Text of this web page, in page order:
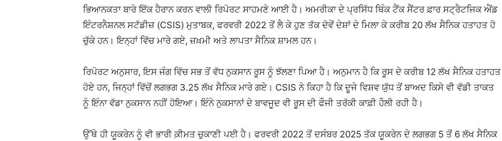
ਭਿਆਨਕਤਾ ਬਾਰੇ ਇੱਕ ਹੈਰਾਨ ਕਰਨ ਵਾਲੀ ਰਿਪੋਰਟ ਸਾਹਮਣੇ ਆਈ ਹੈ। ਅਮਰੀਕਾ ਦੇ ਪ੍ਰਸਿੱਧ ਥਿੰਕ ਟੈਂਕ ਸੈਂਟਰ ਫ਼ਾਰ ਸਟ੍ਰੈਟਜਿਕ ਐਂਡ
ਇੰਟਰਨੈਸ਼ਨਲ ਸਟੱਡੀਜ਼ (CSIS) ਮੁਤਾਬਕ, ਫਰਵਰੀ 2022 ਤੋਂ ਲੈ ਕੇ ਹੁਣ ਤੱਕ ਦੋਵੇਂ ਦੇਸ਼ਾਂ ਦੇ ਮਿਲਾ ਕੇ ਕਰੀਬ 20 ਲੱਖ ਸੈਨਿਕ ਹਤਾਹਤ ਹੋ
ਚੁੱਕੇ ਹਨ। ਇਨ੍ਹਾਂ ਵਿੱਚ ਮਾਰੇ ਗਏ, ਜ਼ਖ਼ਮੀ ਅਤੇ ਲਾਪਤਾ ਸੈਨਿਕ ਸ਼ਾਮਲ ਹਨ।
ਰਿਪੋਰਟ ਅਨੁਸਾਰ, ਇਸ ਜੰਗ ਵਿੱਚ ਸਭ ਤੋਂ ਵੱਧ ਨੁਕਸਾਨ ਰੂਸ ਨੂੰ ਝੱਲਣਾ ਪਿਆ ਹੈ। ਅਨੁਮਾਨ ਹੈ ਕਿ ਰੂਸ ਦੇ ਕਰੀਬ 12 ਲੱਖ ਸੈਨਿਕ ਹਤਾਹਤ
ਹੋਏ ਹਨ, ਜਿਨ੍ਹਾਂ ਵਿੱਚੋਂ ਲਗਭਗ 3.25 ਲੱਖ ਸੈਨਿਕ ਮਾਰੇ ਗਏ। CSIS ਨੇ ਕਿਹਾ ਹੈ ਕਿ ਦੂਜੇ ਵਿਸ਼ਵ ਯੁੱਧ ਤੋਂ ਬਾਅਦ ਕਿਸੇ ਵੀ ਵੱਡੀ ਤਾਕਤ
ਨੂੰ ਇੰਨਾ ਵੱਡਾ ਨੁਕਸਾਨ ਨਹੀਂ ਹੋਇਆ। ਇੰਨੇ ਨੁਕਸਾਨਾਂ ਦੇ ਬਾਵਜੂਦ ਵੀ ਰੂਸ ਦੀ ਫੌਜੀ ਤਰੱਕੀ ਕਾਫ਼ੀ ਹੌਲੀ ਰਹੀ ਹੈ।
ਉੱਥੇ ਹੀ ਯੂਕਰੇਨ ਨੂੰ ਵੀ ਭਾਰੀ ਕ਼ੀਮਤ ਚੁਕਾਣੀ ਪਈ ਹੈ। ਫਰਵਰੀ 2022 ਤੋਂ ਦਸੰਬਰ 2025 ਤੱਕ ਯੂਕਰੇਨ ਦੇ ਲਗਭਗ 5 ਤੋਂ 6 ਲੱਖ ਸੈਨਿਕ